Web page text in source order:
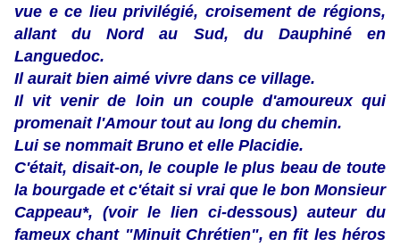
vue e ce lieu privilégié, croisement de régions,
allant du Nord au Sud, du Dauphiné en
Languedoc.
Il aurait bien aimé vivre dans ce village.
Il vit venir de loin un couple d'amoureux qui
promenait l'Amour tout au long du chemin.
Lui se nommait Bruno et elle Placidie.
C'était, disait-on, le couple le plus beau de toute
la bourgade et c'était si vrai que le bon Monsieur
Cappeau*, (voir le lien ci-dessous) auteur du
fameux chant "Minuit Chrétien", en fit les héros